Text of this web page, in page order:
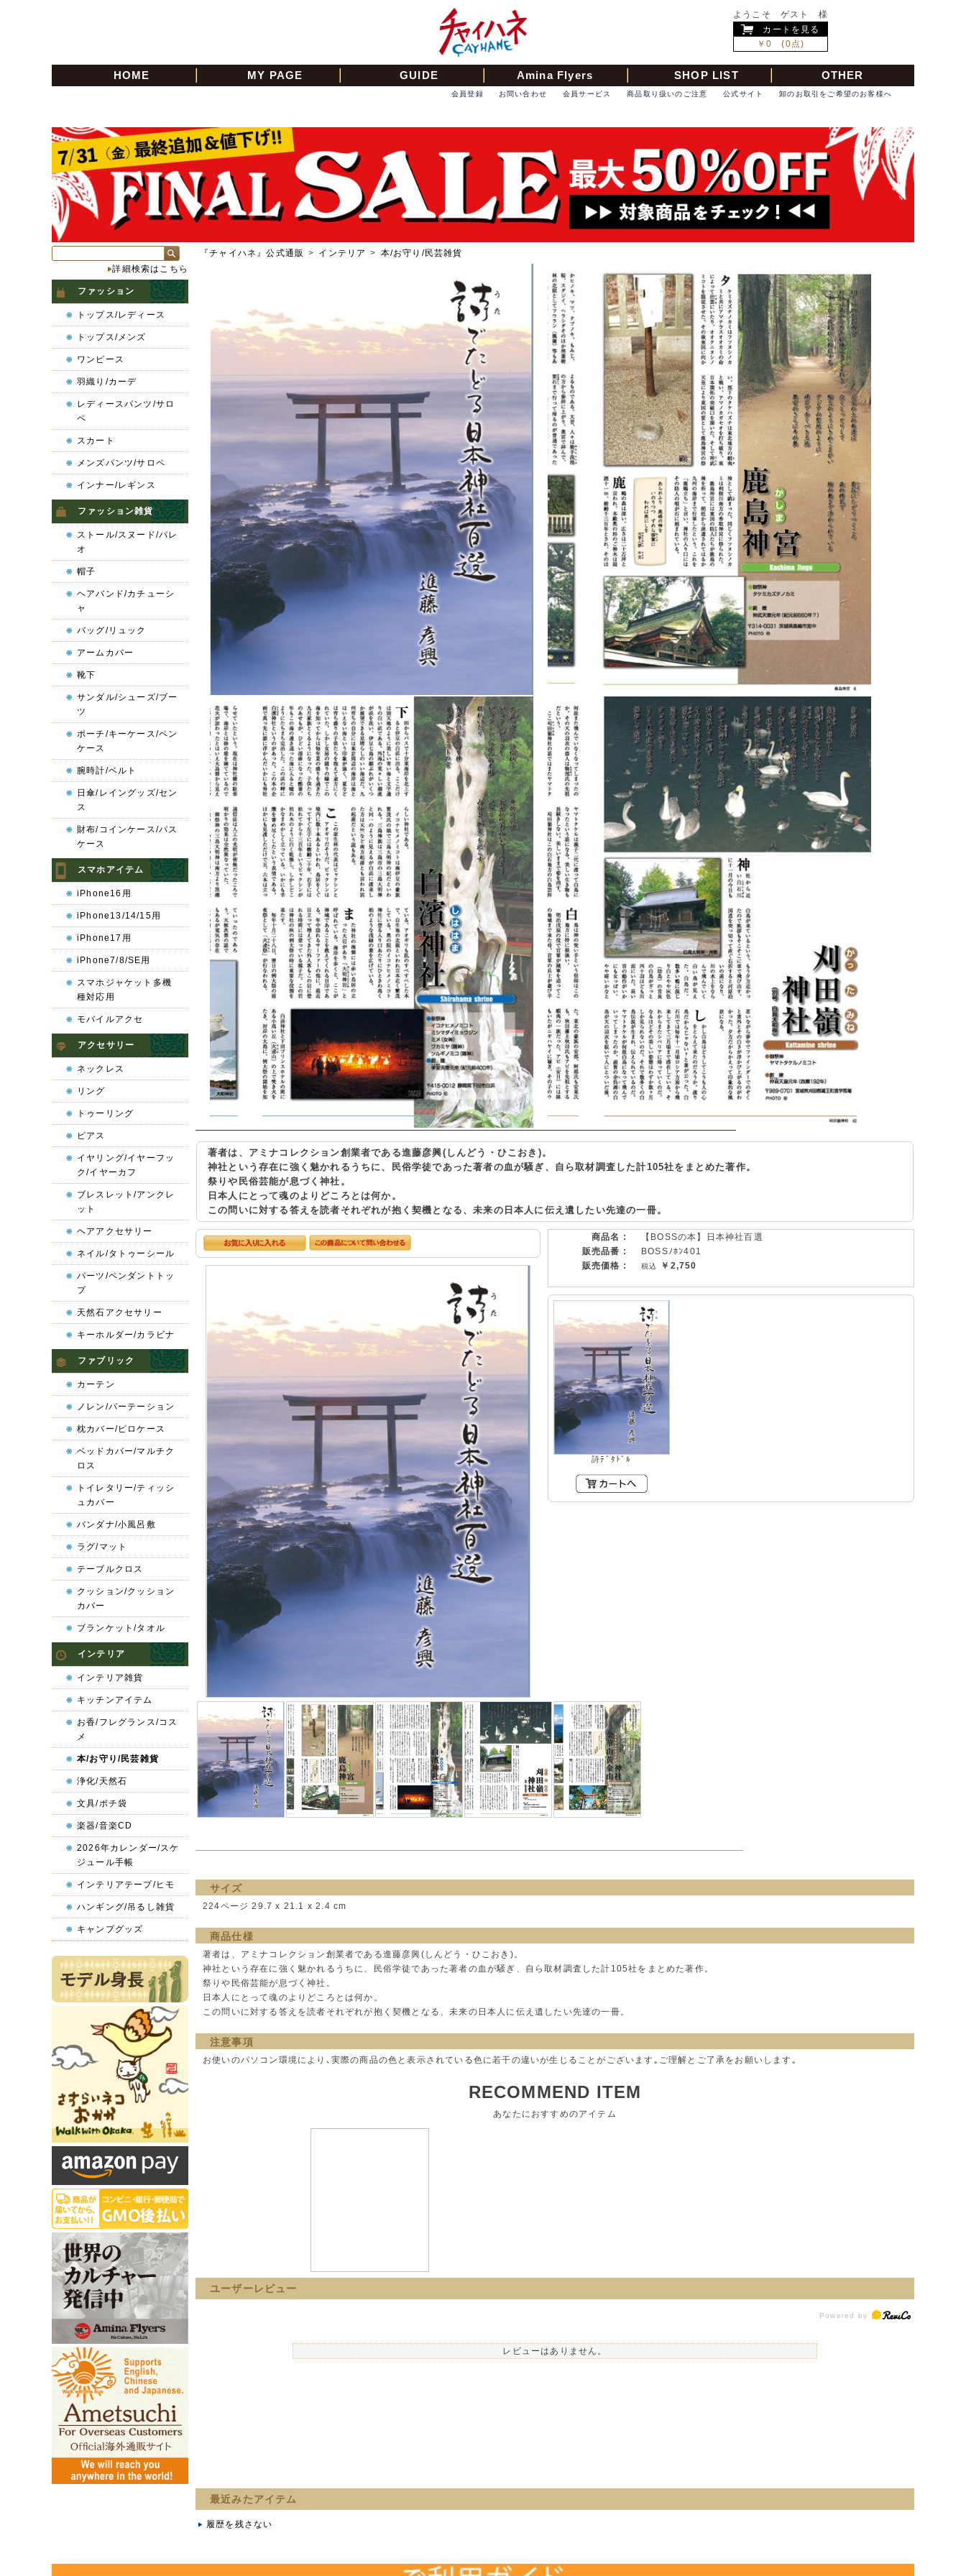
ようこそ ゲスト 様
カートを見る
￥0 (0点)
HOME MY PAGE GUIDE Amina Flyers SHOP LIST OTHER
卸のお取引をご希望のお客様へ
公式サイト
商品取り扱いのご注意
会員サービス
お問い合わせ
会員登録
『チャイハネ』公式通販 > インテリア > 本/お守り/民芸雑貨
著者は、アミナコレクション創業者である進藤彦興(しんどう・ひこおき)。
神社という存在に強く魅かれるうちに、民俗学徒であった著者の血が騒ぎ、自ら取材調査した計105社をまとめた著作。
祭りや民俗芸能が息づく神社。
日本人にとって魂のよりどころとは何か。
この問いに対する答えを読者それぞれが抱く契機となる、未来の日本人に伝え遺したい先達の一冊。
商品名 :
【BOSSの本】日本神社百選
販売品番 :
BOSSﾉﾎﾝ401
販売価格 :
￥2,750
詩ﾃﾞﾀﾄﾞﾙ
サイズ
224ページ 29.7 x 21.1 x 2.4 cm
商品仕様
著者は、アミナコレクション創業者である進藤彦興(しんどう・ひこおき)。
神社という存在に強く魅かれるうちに、民俗学徒であった著者の血が騒ぎ、自ら取材調査した計105社をまとめた著作。
祭りや民俗芸能が息づく神社。
日本人にとって魂のよりどころとは何か。
この問いに対する答えを読者それぞれが抱く契機となる、未来の日本人に伝え遺したい先達の一冊。
注意事項
お使いのパソコン環境により､実際の商品の色と表示されている色に若干の違いが生じることがございます｡ご理解とご了承をお願いします｡
RECOMMEND ITEM
あなたにおすすめのアイテム
ユーザーレビュー
レビューはありません。
最近みたアイテム
履歴を残さない
詳細検索はこちら
ファッション
トップス/レディース
トップス/メンズ
ワンピース
羽織り/カーデ
レディースパンツ/サロ
ペ
スカート
メンズパンツ/サロペ
インナー/レギンス
ファッション雑貨
ストール/スヌード/パレ
オ
帽子
ヘアバンド/カチューシ
ャ
バッグ/リュック
アームカバー
靴下
サンダル/シューズ/ブー
ツ
ポーチ/キーケース/ペン
ケース
腕時計/ベルト
日傘/レイングッズ/セン
ス
財布/コインケース/パス
ケース
スマホアイテム
iPhone16用
iPhone13/14/15用
iPhone17用
iPhone7/8/SE用
スマホジャケット多機
種対応用
モバイルアクセ
アクセサリー
ネックレス
リング
トゥーリング
ピアス
イヤリング/イヤーフッ
ク/イヤーカフ
ブレスレット/アンクレ
ット
ヘアアクセサリー
ネイル/タトゥーシール
パーツ/ペンダントトッ
プ
天然石アクセサリー
キーホルダー/カラビナ
ファブリック
カーテン
ノレン/パーテーション
枕カバー/ピロケース
ベッドカバー/マルチク
ロス
トイレタリー/ティッシ
ュカバー
バンダナ/小風呂敷
ラグ/マット
テーブルクロス
クッション/クッション
カバー
ブランケット/タオル
インテリア
インテリア雑貨
キッチンアイテム
お香/フレグランス/コス
メ
本/お守り/民芸雑貨
浄化/天然石
文具/ポチ袋
楽器/音楽CD
2026年カレンダー/スケ
ジュール手帳
インテリアテープ/ヒモ
ハンギング/吊るし雑貨
キャンプグッズ